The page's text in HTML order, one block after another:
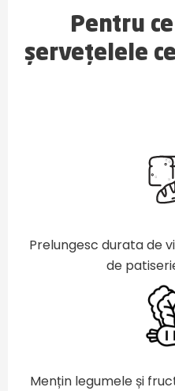
Pentru
șervețelele
Prelungesc durata de
de
Mențin legumele și